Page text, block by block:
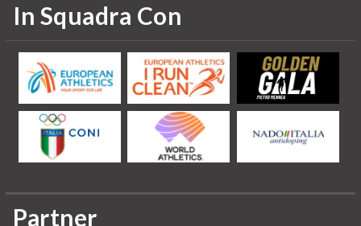
In Squadra Con
Partner